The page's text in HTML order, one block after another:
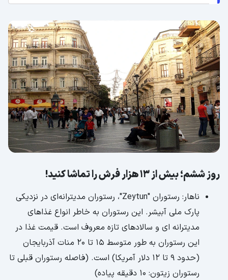
روز ششم؛ بیش از 13 هزار فرش را تماشا کنید!
ناهار: رستوران "Zeytun"، رستوران مدیترانه‌ای در نزدیکی
پارک ملی آبیشر. این رستوران به خاطر انواع غذاهای
مدیترانه ای و سالادهای تازه معروف است. قیمت غذا در
این رستوران به طور متوسط 15 تا 20 منات آذربایجان
(حدود 9 تا 12 دلار آمریکا) است. (فاصله رستوران قبلی تا
رستوران زیتون: 10 دقیقه پیاده)